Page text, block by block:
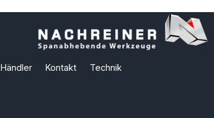
Händler Kontakt Technik